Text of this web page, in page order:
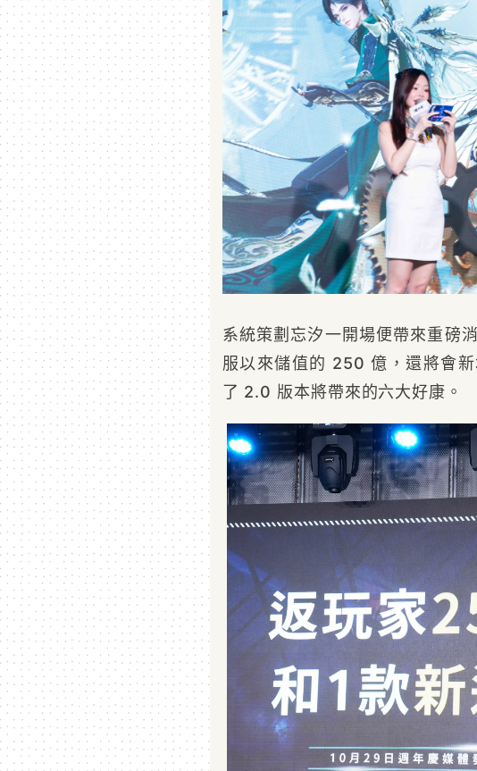
系統策劃忘汐一開場便帶來重磅
服以來儲值的 250 億，還將會
了 2.0 版本將帶來的六大好康。